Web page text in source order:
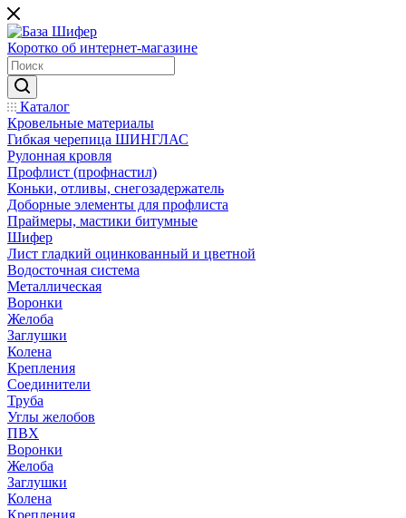
Коротко об интернет-магазине
Каталог
Кровельные материалы
Гибкая черепица ШИНГЛАС
Рулонная кровля
Профлист (профнастил)
Коньки, отливы, снегозадержатель
Доборные элементы для профлиста
Праймеры, мастики битумные
Шифер
Лист гладкий оцинкованный и цветной
Водосточная система
Металлическая
Воронки
Желоба
Заглушки
Колена
Крепления
Соединители
Труба
Углы желобов
ПВХ
Воронки
Желоба
Заглушки
Колена
Крепления